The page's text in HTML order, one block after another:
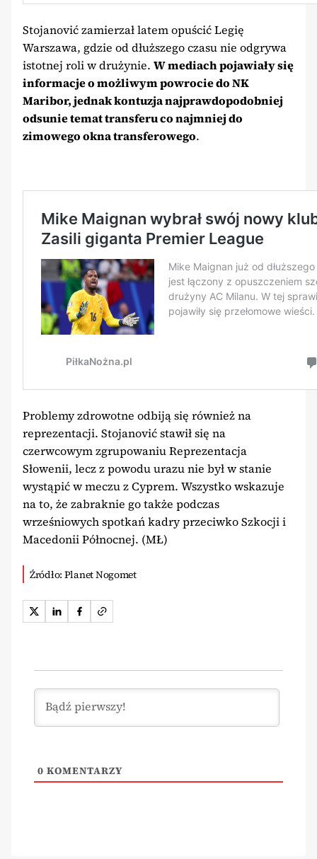
Stojanović zamierzał latem opuścić Legię
Warszawa, gdzie od dłuższego czasu nie odgrywa
istotnej roli w drużynie. W mediach pojawiały się
informacje o możliwym powrocie do NK
Maribor, jednak kontuzja najprawdopodobniej
odsunie temat transferu co najmniej do
zimowego okna transferowego.
Problemy zdrowotne odbiją się również na
reprezentacji. Stojanović stawił się na
czerwcowym zgrupowaniu Reprezentacja
Słowenii, lecz z powodu urazu nie był w stanie
wystąpić w meczu z Cyprem. Wszystko wskazuje
na to, że zabraknie go także podczas
wrześniowych spotkań kadry przeciwko Szkocji i
Macedonii Północnej. (MŁ)
Źródło: Planet Nogomet
0 KOMENTARZY